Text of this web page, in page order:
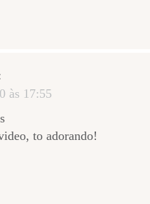
às 17:55
to adorando!